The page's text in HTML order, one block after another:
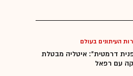
העיתונים בעולם
דרמטית": איטליה מבטלת
עם רפאל